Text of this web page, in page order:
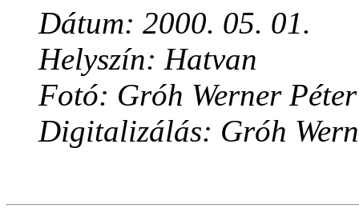
Dátum: 2000. 05. 01.
Helyszín: Hatvan
Fotó: Gróh Werner Péter
Digitalizálás: Gróh